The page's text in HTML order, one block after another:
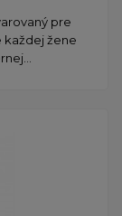
pre
každej žene